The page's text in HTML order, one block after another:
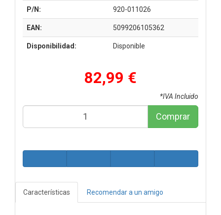
P/N: 920-011026
EAN: 5099206105362
Disponibilidad: Disponible
82,99 €
*IVA Incluido
Comprar
Características Recomendar a un amigo